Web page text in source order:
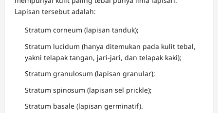
Lapisan tersebut adalah:
Stratum corneum (lapisan tanduk);
Stratum lucidum (hanya ditemukan pada kulit tebal,
yakni telapak tangan, jari-jari, dan telapak kaki);
Stratum granulosum (lapisan granular);
Stratum spinosum (lapisan sel prickle);
Stratum basale (lapisan germinatif).